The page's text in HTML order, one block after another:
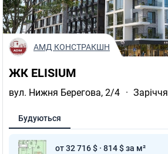
ЖК ELISIUM
вул. Нижня Берегова, 2/4 · Заріччя
Будуються
от 32 716 $ · 814 $ за м²
АМД КОНСТРАКШН